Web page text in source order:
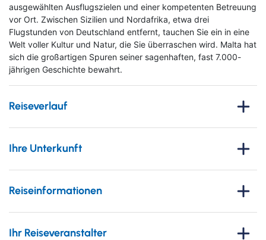
ausgewählten Ausflugszielen und einer kompetenten Betreuung
vor Ort. Zwischen Sizilien und Nordafrika, etwa drei
Flugstunden von Deutschland entfernt, tauchen Sie ein in eine
Welt voller Kultur und Natur, die Sie überraschen wird. Malta hat
sich die großartigen Spuren seiner sagenhaften, fast 7.000-
jährigen Geschichte bewahrt.
Reiseverlauf
Vom gewählten Abflughafen startet Ihre Reise mit dem Flug
engagierte Reisebegleitung während Ihres gesamten
bei einem ersten gemeinsamen Abendessen im Hotel
Ihre Unterkunft
Maritim Antonine Hotel & Spa
Malta
und Kaffeezubereitung (kostenfrei) und eine Minibar
Reiseinformationen
Pauschalreise nach § 651a BGB enthält. Wir informieren Sie
Ihr Reiseveranstalter